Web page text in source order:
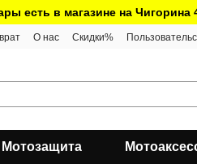
есть в магазине на
О нас Скидки%
Мотозащита